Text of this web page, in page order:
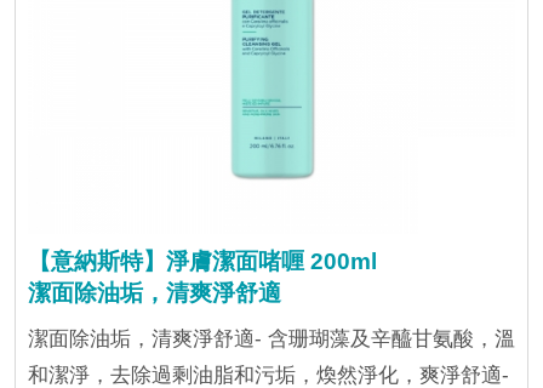
【意納斯特】淨膚潔面啫喱 200ml
潔面除油垢，清爽淨舒適
潔面除油垢，清爽淨舒適- 含珊瑚藻及辛醯甘氨酸，溫
和潔淨，去除過剩油脂和污垢，煥然淨化，爽淨舒適-